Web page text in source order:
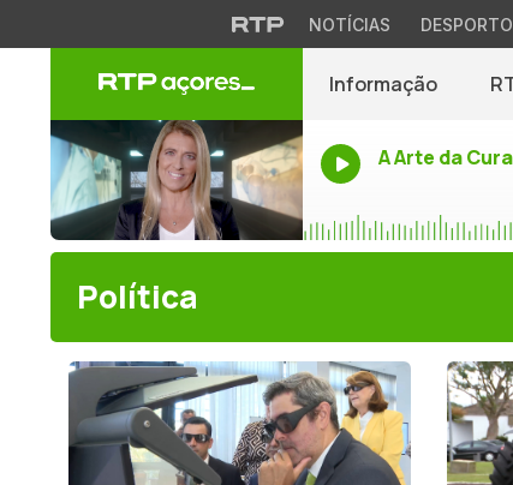
NOTÍCIAS DESPORTO
Informação
A Arte da Cura
Política